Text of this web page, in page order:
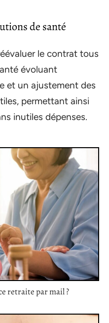
de santé
le contrat tous
évoluant
et un ajustement des
permettant ainsi
inutiles dépenses.
retraite par mail ?